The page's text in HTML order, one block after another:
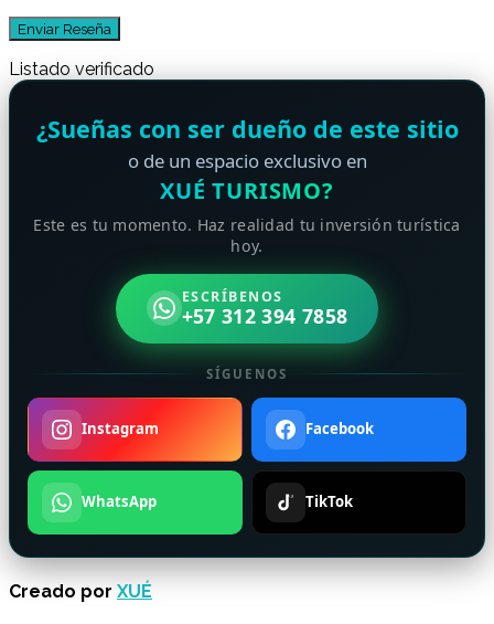
Listado verificado
¿Sueñas con ser dueño de este sitio
o de un espacio exclusivo en
XUÉ TURISMO?
Este es tu momento. Haz realidad tu inversión turística
hoy.
ESCRÍBENOS
+57 312 394 7858
SÍGUENOS
Instagram Facebook
WhatsApp TikTok
Creado por XUÉ